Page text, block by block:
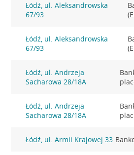
Łódź, ul. Aleksandrowska
67/93
Łódź, ul. Aleksandrowska
67/93
Łódź, ul. Andrzeja
Sacharowa 28/18A
Łódź, ul. Andrzeja
Sacharowa 28/18A
Łódź, ul. Armii Krajowej 33